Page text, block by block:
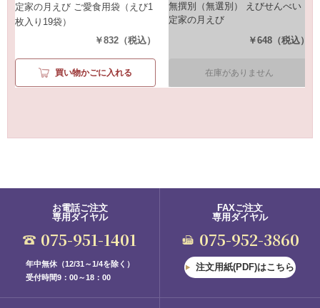
定家の月えび ご愛食用袋 （えび1
枚入り19袋）
￥832 （税込）
買い物かごに入れる
無撰別（無選別） えびせんべい
定家の月えび
￥648 （税込）
在庫がありません
お電話ご注文
専用ダイヤル
075-951-1401
年中無休（12/31～1/4を除く）
受付時間9：00～18：00
FAXご注文
専用ダイヤル
075-952-3860
注文用紙(PDF)はこちら